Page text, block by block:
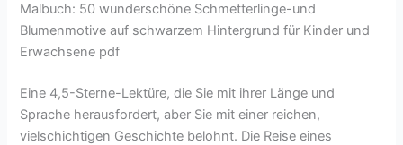
Malbuch: 50 wunderschöne Schmetterlinge-und
Blumenmotive auf schwarzem Hintergrund für Kinder und
Erwachsene pdf
Eine 4,5-Sterne-Lektüre, die Sie mit ihrer Länge und
Sprache herausfordert, aber Sie mit einer reichen,
vielschichtigen Geschichte belohnt. Die Reise eines